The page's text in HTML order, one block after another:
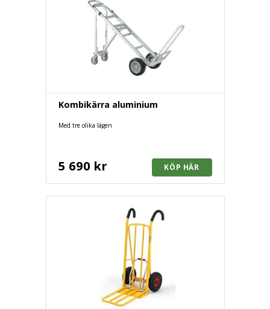
Kombikärra aluminium
Med tre olika lägen
5 690 kr